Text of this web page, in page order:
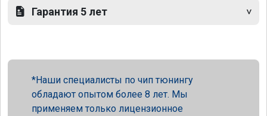
Гарантия 5 лет
Наши специалисты по чип тюнингу
обладают опытом более 8 лет. Мы
применяем только лицензионное